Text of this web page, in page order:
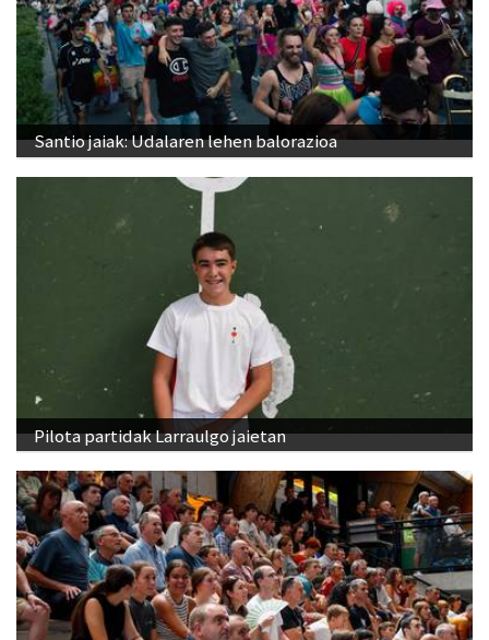
Santio jaiak: Udalaren lehen balorazioa
Pilota partidak Larraulgo jaietan